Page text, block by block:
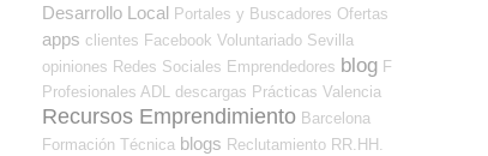
Desarrollo Local Portales y Buscadores Ofertas
apps clientes Facebook Voluntariado Sevilla
opiniones Redes Sociales Emprendedores blog F
Profesionales ADL
descargas Prácticas Valencia
Recursos Emprendimiento Barcelona
Formación Técnica blogs Reclutamiento RR.HH.